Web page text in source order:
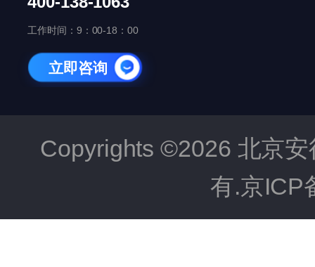
工作时间：9：00-18：00
立即咨询
Copyrights ©2026 北京
有.京ICP